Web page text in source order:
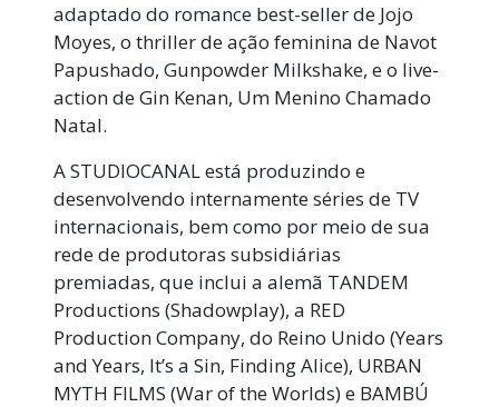
adaptado do romance best-seller de Jojo
Moyes, o thriller de ação feminina de Navot
Papushado, Gunpowder Milkshake, e o live-
action de Gin Kenan, Um Menino Chamado
Natal.
A STUDIOCANAL está produzindo e
desenvolvendo internamente séries de TV
internacionais, bem como por meio de sua
rede de produtoras subsidiárias
premiadas, que inclui a alemã TANDEM
Productions (Shadowplay), a RED
Production Company, do Reino Unido (Years
and Years, It’s a Sin, Finding Alice), URBAN
MYTH FILMS (War of the Worlds) e BAMBÚ